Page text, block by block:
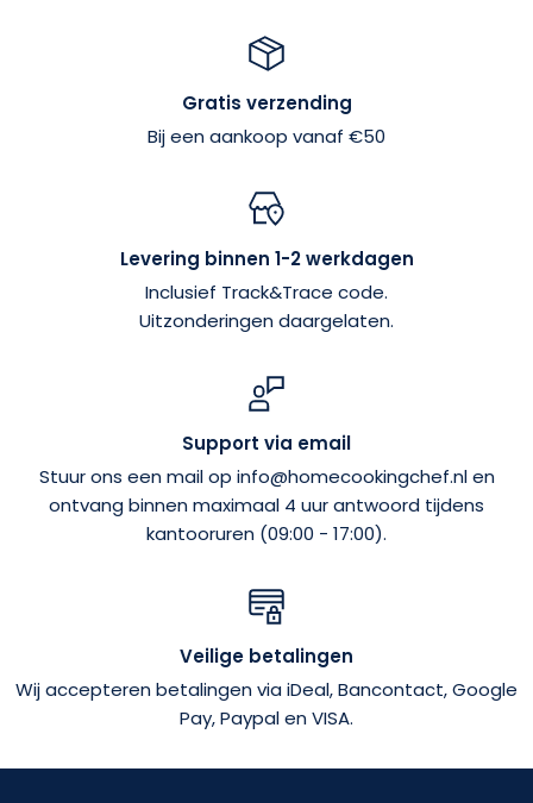
Gratis verzending
Bij een aankoop vanaf €50
Levering binnen 1-2 werkdagen
Inclusief Track&Trace code.
Uitzonderingen daargelaten.
Support via email
Stuur ons een mail op info@homecookingchef.nl en
ontvang binnen maximaal 4 uur antwoord tijdens
kantooruren (09:00 - 17:00).
Veilige betalingen
Wij accepteren betalingen via iDeal, Bancontact, Google
Pay, Paypal en VISA.